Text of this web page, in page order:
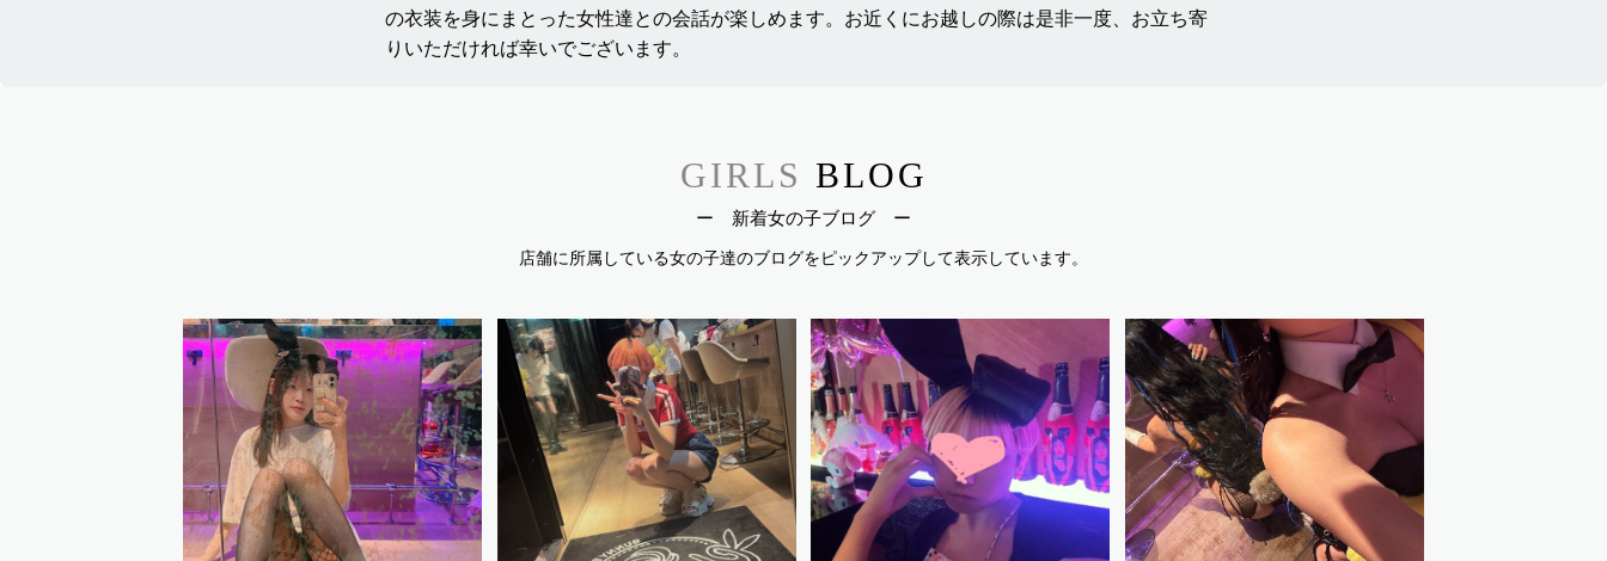
の衣装を身にまとった女性達との会話が楽しめます。お近くにお越しの際は是非一度、お立ち寄
りいただければ幸いでございます。
GIRLS BLOG
ー 新着女の子ブログ ー
店舗に所属している女の子達のブログをピックアップして表示しています。